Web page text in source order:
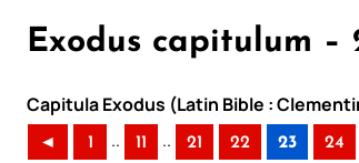
Exodus capitulum –
Capitula Exodus (Latin Bible :
◄ 1 .. 11 .. 21 22 23 24